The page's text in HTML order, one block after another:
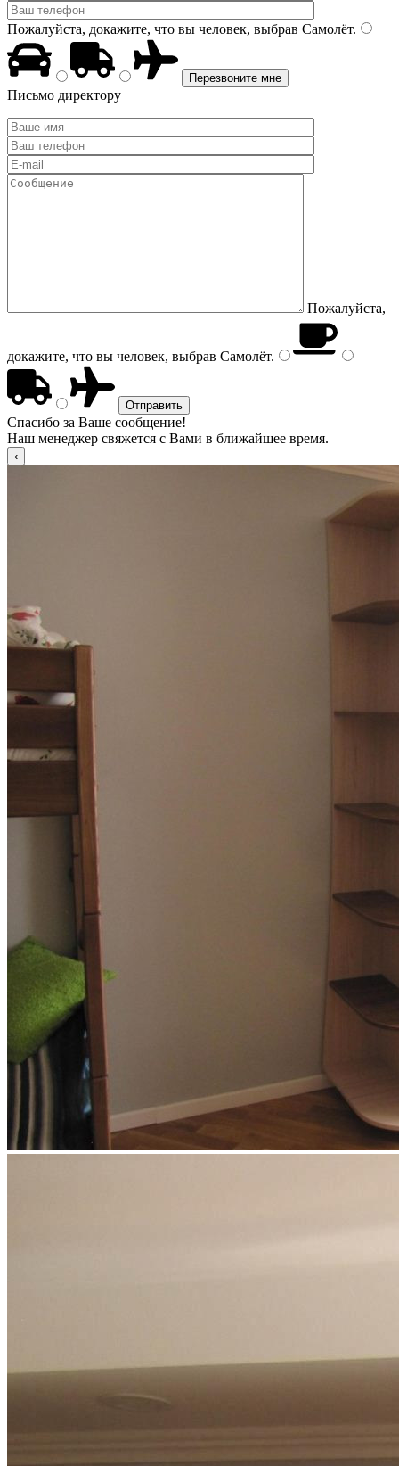
Пожалуйста, докажите, что вы человек, выбрав Самолёт.
Письмо директору
Пожалуйста,
докажите, что вы человек, выбрав Самолёт.
Спасибо за Ваше сообщение!
Наш менеджер свяжется с Вами в ближайшее время.